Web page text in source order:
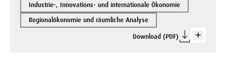
Industrie-, Innovations- und internationale Ökonomie
Regionalökonomie und räumliche Analyse
Download (PDF)